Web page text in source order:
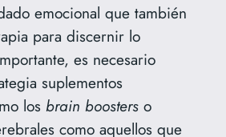
emocional que también
para discernir lo
es necesario
suplementos
los brain boosterso
como aquellos que